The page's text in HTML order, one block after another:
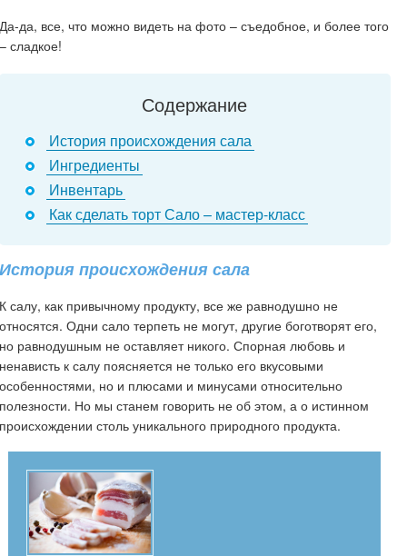
Да-да, все, что можно видеть на фото – съедобное, и более того
– сладкое!
Содержание
История происхождения сала
Ингредиенты
Инвентарь
Как сделать торт Сало – мастер-класс
История происхождения сала
К салу, как привычному продукту, все же равнодушно не
относятся. Одни сало терпеть не могут, другие боготворят его,
но равнодушным не оставляет никого. Спорная любовь и
ненависть к салу поясняется не только его вкусовыми
особенностями, но и плюсами и минусами относительно
полезности. Но мы станем говорить не об этом, а о истинном
происхождении столь уникального природного продукта.